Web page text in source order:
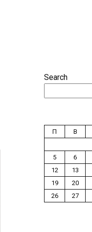
Search
П
В
5
6
12
13
19
20
26
27